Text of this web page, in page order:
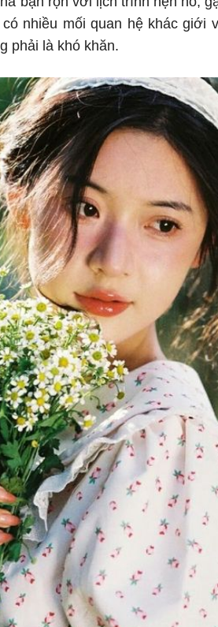
nhiều mối quan hệ khác giới
phải là khó khăn.